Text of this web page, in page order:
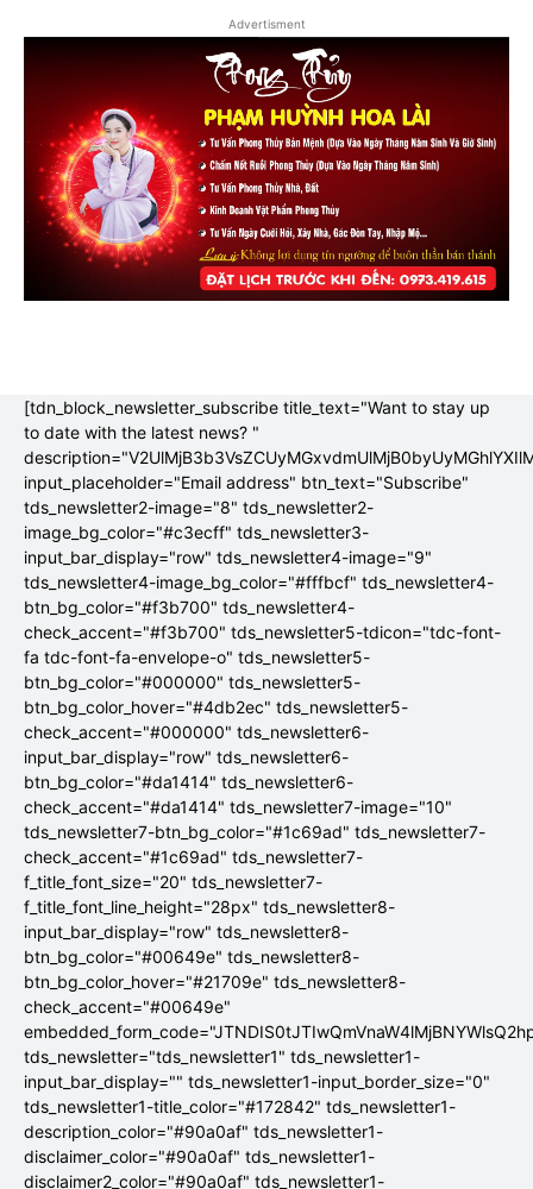
Advertisment
[tdn_block_newsletter_subscribe title_text="Want to stay up
to date with the latest news? "
input_placeholder="Email address" btn_text="Subscribe"
tds_newsletter2-image="8" tds_newsletter2-
image_bg_color="#c3ecff" tds_newsletter3-
input_bar_display="row" tds_newsletter4-image="9"
tds_newsletter4-image_bg_color="#fffbcf" tds_newsletter4-
btn_bg_color="#f3b700" tds_newsletter4-
check_accent="#f3b700" tds_newsletter5-tdicon="tdc-font-
fa tdc-font-fa-envelope-o" tds_newsletter5-
btn_bg_color="#000000" tds_newsletter5-
btn_bg_color_hover="#4db2ec" tds_newsletter5-
check_accent="#000000" tds_newsletter6-
input_bar_display="row" tds_newsletter6-
btn_bg_color="#da1414" tds_newsletter6-
check_accent="#da1414" tds_newsletter7-image="10"
tds_newsletter7-btn_bg_color="#1c69ad" tds_newsletter7-
check_accent="#1c69ad" tds_newsletter7-
f_title_font_size="20" tds_newsletter7-
f_title_font_line_height="28px" tds_newsletter8-
input_bar_display="row" tds_newsletter8-
btn_bg_color="#00649e" tds_newsletter8-
btn_bg_color_hover="#21709e" tds_newsletter8-
check_accent="#00649e"
tds_newsletter="tds_newsletter1" tds_newsletter1-
input_bar_display="" tds_newsletter1-input_border_size="0"
tds_newsletter1-title_color="#172842" tds_newsletter1-
description_color="#90a0af" tds_newsletter1-
disclaimer_color="#90a0af" tds_newsletter1-
disclaimer2_color="#90a0af" tds_newsletter1-